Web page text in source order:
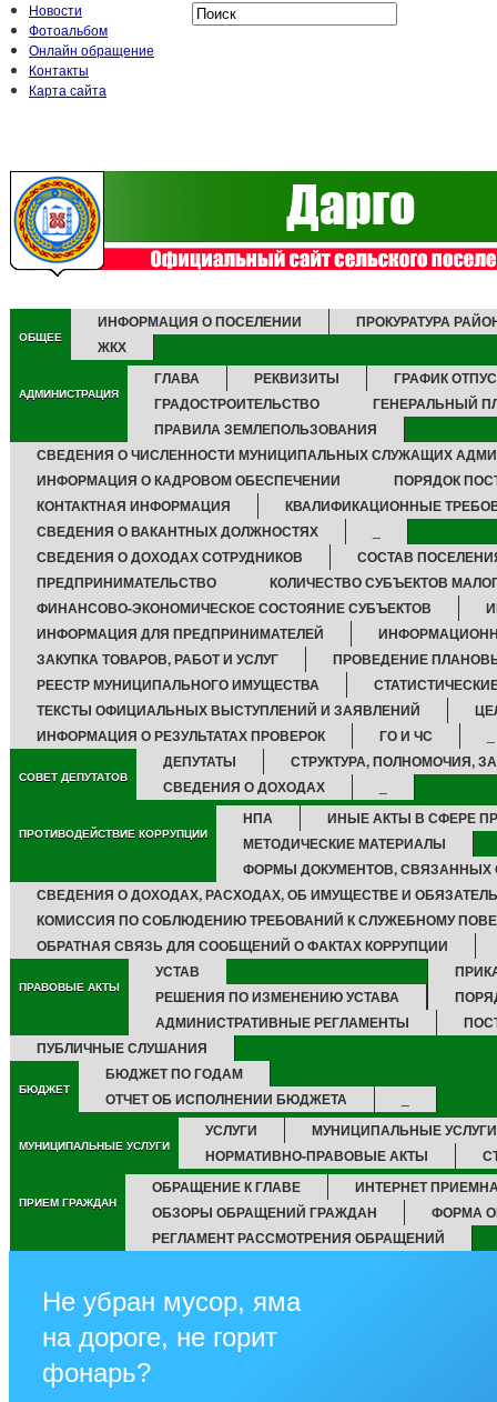
Новости
Фотоальбом
Онлайн обращение
Контакты
Карта сайта
ОБЩЕЕ
ИНФОРМАЦИЯ О ПОСЕЛЕНИИ
ПРОКУРАТУРА
ЖКХ
АДМИНИСТРАЦИЯ
ГЛАВА РЕКВИЗИТЫ
ГРАФИК
ГРАДОСТРОИТЕЛЬСТВО
ГЕНЕРАЛЬНЫЙ
ПРАВИЛА ЗЕМЛЕПОЛЬЗОВАНИЯ
СВЕДЕНИЯ О ЧИСЛЕННОСТИ МУНИЦИПАЛЬНЫХ СЛУЖАЩИХ
ИНФОРМАЦИЯ О КАДРОВОМ ОБЕСПЕЧЕНИИ
ПОРЯДОК
КОНТАКТНАЯ ИНФОРМАЦИЯ
КВАЛИФИКАЦИОННЫЕ
СВЕДЕНИЯ О ВАКАНТНЫХ ДОЛЖНОСТЯХ
СВЕДЕНИЯ О ДОХОДАХ СОТРУДНИКОВ
СОСТАВ
ПРЕДПРИНИМАТЕЛЬСТВО
КОЛИЧЕСТВО СУБЪЕКТОВ
ФИНАНСОВО-ЭКОНОМИЧЕСКОЕ СОСТОЯНИЕ СУБЪЕКТОВ
ИНФОРМАЦИЯ ДЛЯ ПРЕДПРИНИМАТЕЛЕЙ
ЗАКУПКА ТОВАРОВ, РАБОТ И УСЛУГ
ПРОВЕДЕНИЕ
РЕЕСТР МУНИЦИПАЛЬНОГО ИМУЩЕСТВА
ТЕКСТЫ ОФИЦИАЛЬНЫХ ВЫСТУПЛЕНИЙ И ЗАЯВЛЕНИЙ
ИНФОРМАЦИЯ О РЕЗУЛЬТАТАХ ПРОВЕРОК
ГО И ЧС
СОВЕТ ДЕПУТАТОВ
ДЕПУТАТЫ
СТРУКТУРА, ПОЛНОМОЧИЯ,
СВЕДЕНИЯ О ДОХОДАХ
ПРОТИВОДЕЙСТВИЕ КОРРУПЦИИ
НПА
ИНЫЕ АКТЫ В СФЕРЕ
МЕТОДИЧЕСКИЕ МАТЕРИАЛЫ
ФОРМЫ ДОКУМЕНТОВ, СВЯЗАННЫХ
СВЕДЕНИЯ О ДОХОДАХ, РАСХОДАХ, ОБ ИМУЩЕСТВЕ И
КОМИССИЯ ПО СОБЛЮДЕНИЮ ТРЕБОВАНИЙ К СЛУЖЕБНОМУ
ОБРАТНАЯ СВЯЗЬ ДЛЯ СООБЩЕНИЙ О ФАКТАХ КОРРУПЦИИ
ПРАВОВЫЕ АКТЫ
УСТАВ
РЕШЕНИЯ ПО ИЗМЕНЕНИЮ УСТАВА
АДМИНИСТРАТИВНЫЕ РЕГЛАМЕНТЫ
ПУБЛИЧНЫЕ СЛУШАНИЯ
БЮДЖЕТ
БЮДЖЕТ ПО ГОДАМ
ОТЧЕТ ОБ ИСПОЛНЕНИИ БЮДЖЕТА
МУНИЦИПАЛЬНЫЕ УСЛУГИ
УСЛУГИ
МУНИЦИПАЛЬНЫЕ УСЛУГИ
НОРМАТИВНО-ПРАВОВЫЕ АКТЫ
ПРИЕМ ГРАЖДАН
ОБРАЩЕНИЕ К ГЛАВЕ
ИНТЕРНЕТ
ОБЗОРЫ ОБРАЩЕНИЙ ГРАЖДАН
ФОРМА
РЕГЛАМЕНТ РАССМОТРЕНИЯ ОБРАЩЕНИЙ
Не убран мусор, яма
на дороге, не горит
фонарь?